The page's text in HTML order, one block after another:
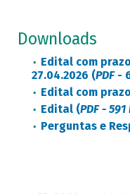
Downloads
Edital com
27.04.2026 (PDF-
Edital com
Edital (PDF - 591
Perguntas e